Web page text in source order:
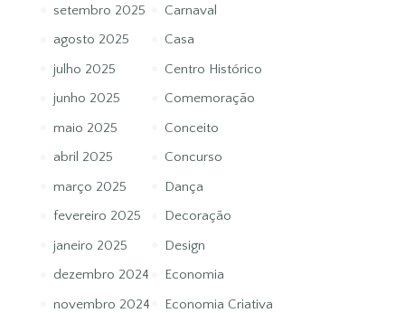
setembro 2025
agosto 2025
julho 2025
junho 2025
maio 2025
abril 2025
março 2025
fevereiro 2025
janeiro 2025
dezembro 2024
novembro 2024
Carnaval
Casa
Centro Histórico
Comemoração
Conceito
Concurso
Dança
Decoração
Design
Economia
Economia Criativa